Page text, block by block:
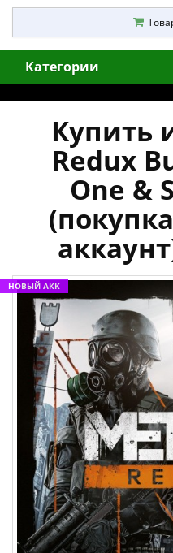
Категории
Купить
Redux
One &
НОВЫЙ АКК